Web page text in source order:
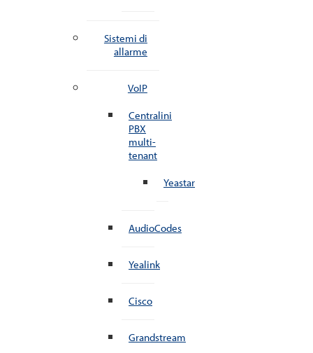
Sistemi di
allarme
VoIP
Centralini
PBX
multi-
tenant
Yeastar
AudioCodes
Yealink
Cisco
Grandstream